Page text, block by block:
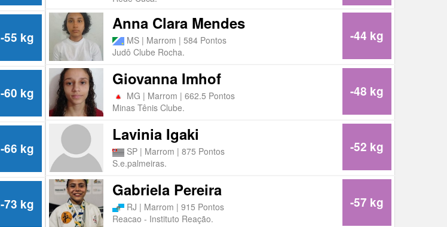
-55 kg
-60 kg
-66 kg
-73 kg
Anna Clara Mendes
MS | Marrom | 584 Pontos
Judô Clube Rocha.
-44 kg
Giovanna Imhof
MG | Marrom | 662.5 Pontos
Minas Tênis Clube.
-48 kg
Lavinia Igaki
SP | Marrom | 875 Pontos
S.e.palmeiras.
-52 kg
Gabriela Pereira
RJ | Marrom | 915 Pontos
Reacao - Instituto Reação.
-57 kg